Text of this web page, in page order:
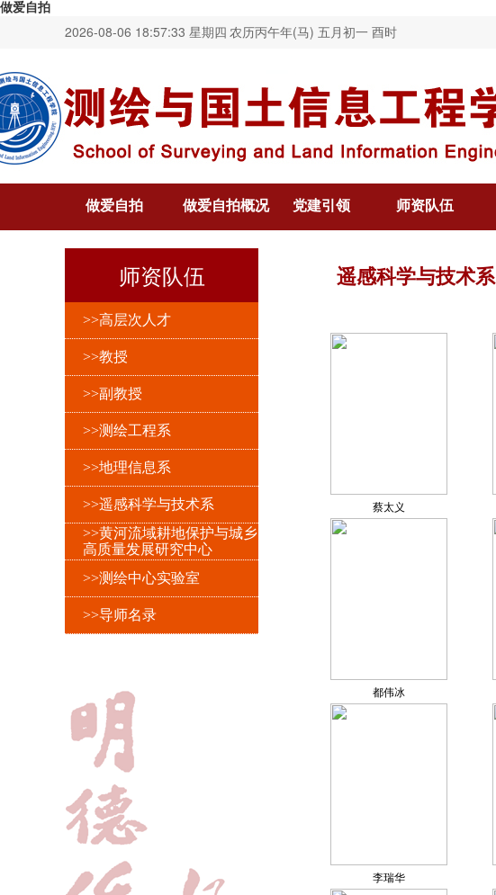
做爱自拍
2026-08-06 18:57:34 星期四 农历丙午年(马) 五月初一 酉时
做爱自拍 做爱自拍概况 党建引领 师资队伍
师资队伍
>>高层次人才
>>教授
>>副教授
>>测绘工程系
>>地理信息系
>>遥感科学与技术系
>>黄河流域耕地保护与城乡
高质量发展研究中心
>>测绘中心实验室
>>导师名录
遥感科学与技术系
蔡太义
都伟冰
李瑞华